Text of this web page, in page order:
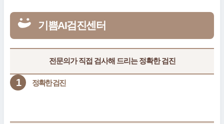
기쁨AI검진센터
1 정확한 검진
전문의가 직접 검사해 드리는 정확한 검진